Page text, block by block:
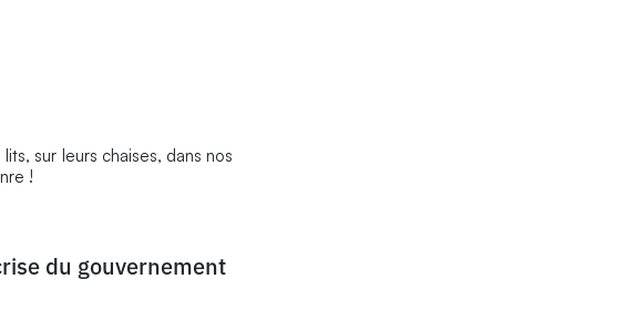
sur leurs chaises, dans nos
!
du gouvernement